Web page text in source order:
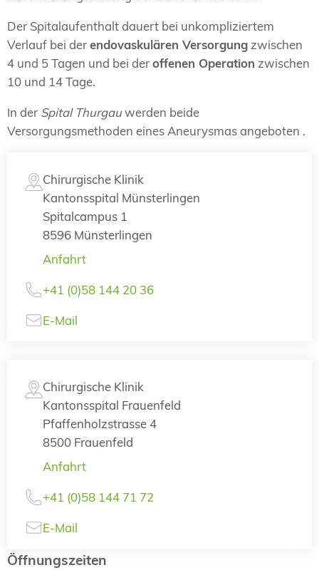
Der Spitalaufenthalt dauert bei unkompliziertem
Verlauf bei derendovaskulären Versorgung zwischen
4 und 5 Tagen und bei deroffenen Operation zwischen
10 und 14 Tage.
In der Spital Thurgauwerden beide
Versorgungsmethoden eines Aneurysmas angeboten .
Chirurgische Klinik
Kantonsspital Münsterlingen
Spitalcampus 1
8596 Münsterlingen
Anfahrt
+41 (0)58 144 20 36
E-Mail
Chirurgische Klinik
Kantonsspital Frauenfeld
Pfaffenholzstrasse 4
8500 Frauenfeld
Anfahrt
+41 (0)58 144 71 72
E-Mail
Öffnungszeiten